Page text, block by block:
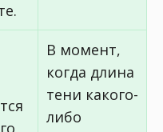
В момент,
когда длина
тени какого-
либо